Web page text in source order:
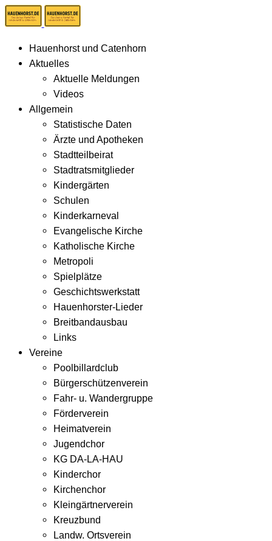
Hauenhorst und Catenhorn
Aktuelles
Aktuelle Meldungen
Videos
Allgemein
Statistische Daten
Ärzte und Apotheken
Stadtteilbeirat
Stadtratsmitglieder
Kindergärten
Schulen
Kinderkarneval
Evangelische Kirche
Katholische Kirche
Metropoli
Spielplätze
Geschichtswerkstatt
Hauenhorster-Lieder
Breitbandausbau
Links
Vereine
Poolbillardclub
Bürgerschützenverein
Fahr- u. Wandergruppe
Förderverein
Heimatverein
Jugendchor
KG DA-LA-HAU
Kinderchor
Kirchenchor
Kleingärtnerverein
Kreuzbund
Landw. Ortsverein